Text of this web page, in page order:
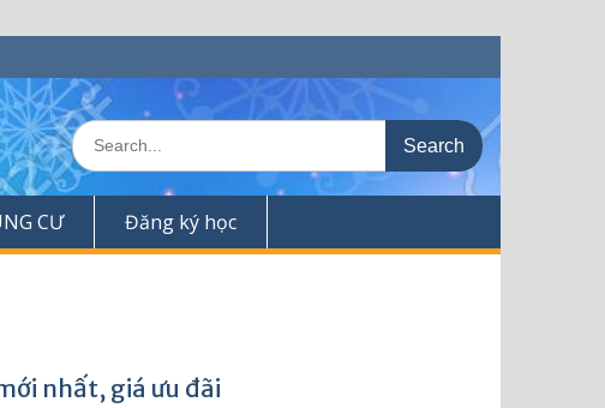
S
e
a
h
CƯ Đăng ký học
nhất, giá ưu đãi